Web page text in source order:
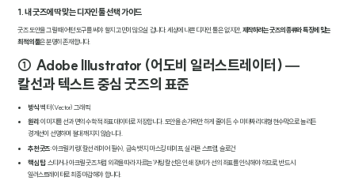
1. 내 굿즈에 딱 맞는 디자인 툴 선택 가이드
굿즈 도안을 그릴 때 어떤 도구를 써야 할지 고민이 많으실 겁니다. 세상에 나쁜 디자인 툴은 없지만, 제작하려는 굿즈의 종류와 특징에 맞는
최적의 툴은 분명히 존재합니다.
① Adobe Illustrator (어도비 일러스트레이터) —
칼선과 텍스트 중심 굿즈의 표준
방식: 벡터(Vector) 그래픽
원리 : 이미지를 선과 면의 수학적 좌표 데이터로 저장합니다. 도안을 손가락만 하게 줄이든, 수 미터짜리 대형 현수막으로 늘리든
경계선이 선명하며 절대 깨지지 않습니다.
추천 굿즈: 아크릴 키링(칼선 레이어 필수), 금속 뱃지, 마스킹 테이프, 실리콘 스트랩, 슬로건
핵심 팁: 스티커나 아크릴 굿즈처럼 외곽을 따라 자르는 '커팅 칼선'은 인쇄 장비가 선의 좌표를 인식해야 하므로, 반드시
일러스트레이터로 최종 마감해야 합니다.